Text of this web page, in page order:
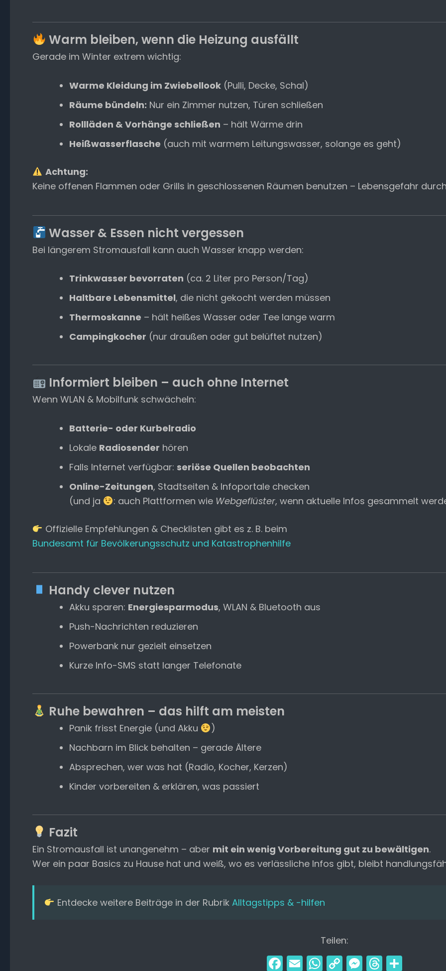
Warm bleiben, wenn die Heizung ausfällt
Gerade im Winter extrem wichtig:
Warme Kleidung im Zwiebellook (Pulli, Decke, Schal)
Räume bündeln: Nur ein Zimmer nutzen, Türen schließen
Rollläden & Vorhänge schließen – hält Wärme drin
Heißwasserflasche (auch mit warmem Leitungswasser, solange es geht)
Achtung:
Keine offenen Flammen oder Grills in geschlossenen Räumen benutzen – Lebensgefahr
Wasser & Essen nicht vergessen
Bei längerem Stromausfall kann auch Wasser knapp werden:
Trinkwasser bevorraten (ca. 2 Liter pro Person/Tag)
Haltbare Lebensmittel, die nicht gekocht werden müssen
Thermoskanne – hält heißes Wasser oder Tee lange warm
Campingkocher (nur draußen oder gut belüftet nutzen)
Informiert bleiben – auch ohne Internet
Wenn WLAN & Mobilfunk schwächeln:
Batterie- oder Kurbelradio
Lokale Radiosender hören
Falls Internet verfügbar: seriöse Quellen beobachten
Online-Zeitungen, Stadtseiten & Infoportale checken
(und ja
: auch Plattformen wie Webgeflüster, wenn aktuelle Infos gesammelt
Offizielle Empfehlungen & Checklisten gibt es z. B. beim
Bundesamt für Bevölkerungsschutz und Katastrophenhilfe
Handy clever nutzen
Akku sparen: Energiesparmodus, WLAN & Bluetooth aus
Push-Nachrichten reduzieren
Powerbank nur gezielt einsetzen
Kurze Info-SMS statt langer Telefonate
Ruhe bewahren – das hilft am meisten
Panik frisst Energie (und Akku
)
Nachbarn im Blick behalten – gerade Ältere
Absprechen, wer was hat (Radio, Kocher, Kerzen)
Kinder vorbereiten & erklären, was passiert
Fazit
Ein Stromausfall ist unangenehm – aber mit ein wenig Vorbereitung gut zu bewältigen.
Wer ein paar Basics zu Hause hat und weiß, wo es verlässliche Infos gibt, bleibt
Entdecke weitere Beiträge in der Rubrik Alltags­tipps & -hilfen
Teilen:
F E W C M T